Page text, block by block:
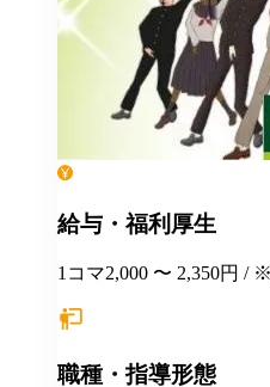
給与・福利厚生
1コマ2,000 〜 2,350円 /
職種・指導形態